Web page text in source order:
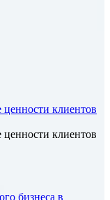
клиентов
клиентов
бизнеса в